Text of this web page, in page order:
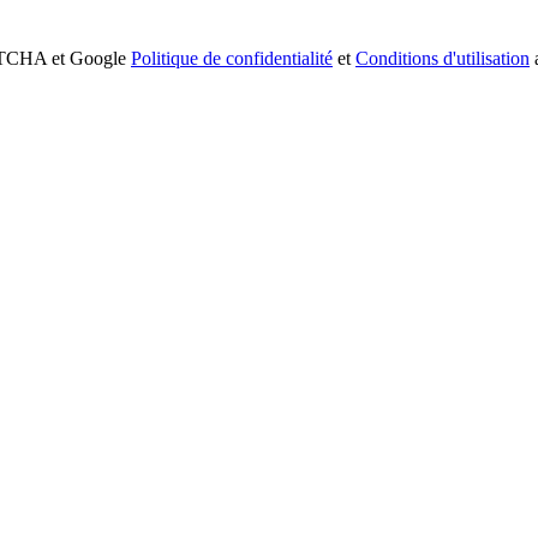
et Google Politique de confidentialité et Conditions d'utilisation